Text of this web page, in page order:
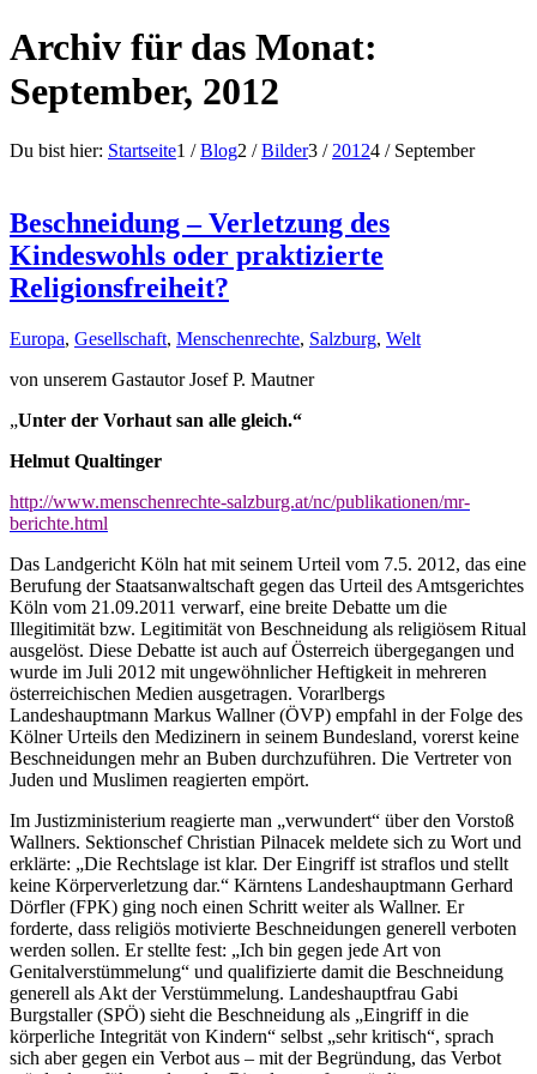
Archiv für das Monat:
September, 2012
Du bist hier: Startseite1 / Blog2 / Bilder3 / 20124 / September
Beschneidung – Verletzung des
Kindeswohls oder praktizierte
Religionsfreiheit?
Europa, Gesellschaft, Menschenrechte, Salzburg, Welt
von unserem Gastautor Josef P. Mautner
„Unter der Vorhaut san alle gleich.“
Helmut Qualtinger
http://www.menschenrechte-salzburg.at/nc/publikationen/mr-
berichte.html
Das Landgericht Köln hat mit seinem Urteil vom 7.5. 2012, das eine
Berufung der Staatsanwaltschaft gegen das Urteil des Amtsgerichtes
Köln vom 21.09.2011 verwarf, eine breite Debatte um die
Illegitimität bzw. Legitimität von Beschneidung als religiösem Ritual
ausgelöst. Diese Debatte ist auch auf Österreich übergegangen und
wurde im Juli 2012 mit ungewöhnlicher Heftigkeit in mehreren
österreichischen Medien ausgetragen. Vorarlbergs
Landeshauptmann Markus Wallner (ÖVP) empfahl in der Folge des
Kölner Urteils den Medizinern in seinem Bundesland, vorerst keine
Beschneidungen mehr an Buben durchzuführen. Die Vertreter von
Juden und Muslimen reagierten empört.
Im Justizministerium reagierte man „verwundert“ über den Vorstoß
Wallners. Sektionschef Christian Pilnacek meldete sich zu Wort und
erklärte: „Die Rechtslage ist klar. Der Eingriff ist straflos und stellt
keine Körperverletzung dar.“ Kärntens Landeshauptmann Gerhard
Dörfler (FPK) ging noch einen Schritt weiter als Wallner. Er
forderte, dass religiös motivierte Beschneidungen generell verboten
werden sollen. Er stellte fest: „Ich bin gegen jede Art von
Genitalverstümmelung“ und qualifizierte damit die Beschneidung
generell als Akt der Verstümmelung. Landeshauptfrau Gabi
Burgstaller (SPÖ) sieht die Beschneidung als „Eingriff in die
körperliche Integrität von Kindern“ selbst „sehr kritisch“, sprach
sich aber gegen ein Verbot aus – mit der Begründung, das Verbot